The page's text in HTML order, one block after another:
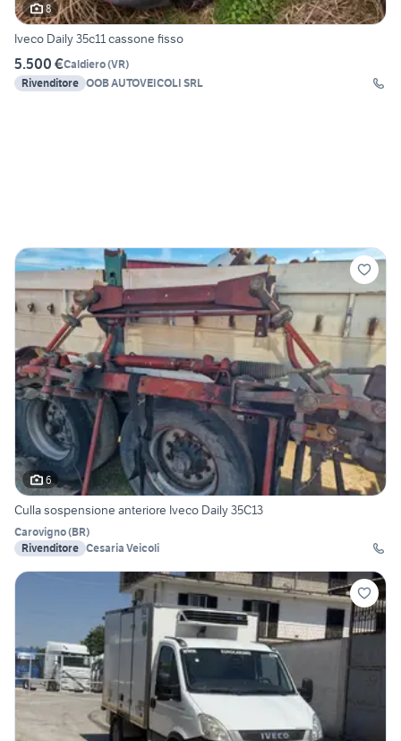
8
Iveco Daily 35c11 cassone fisso
5.500 €Caldiero(VR)
Rivenditore OOB AUTOVEICOLI SRL
6
Culla sospensione anteriore Iveco Daily 35C13
Carovigno(BR)
Rivenditore Cesaria Veicoli